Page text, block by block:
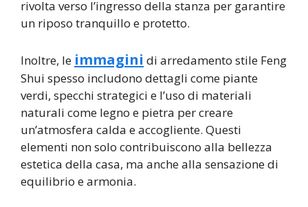
rivolta verso l’ingresso della stanza per garantire
un riposo tranquillo e protetto.
Inoltre, le immagini di arredamento stile Feng
Shui spesso includono dettagli come piante
verdi, specchi strategici e l’uso di materiali
naturali come legno e pietra per creare
un’atmosfera calda e accogliente. Questi
elementi non solo contribuiscono alla bellezza
estetica della casa, ma anche alla sensazione di
equilibrio e armonia.